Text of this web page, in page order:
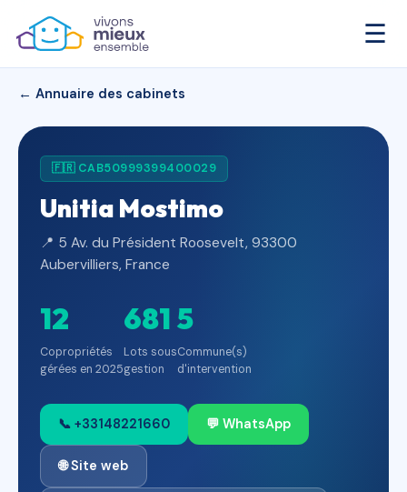
☰
← Annuaire des cabinets
🇫🇷 CAB50999399400029
Unitia Mostimo
📍 5 Av. du Président Roosevelt, 93300
Aubervilliers, France
12
Copropriétés
gérées en 2025
681
Lots sous
gestion
5
Commune(s)
d'intervention
📞 +33148221660 💬 WhatsApp
🌐 Site web